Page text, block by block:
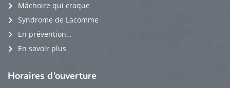
Mâchoire qui craque
Syndrome de Lacomme
En prévention…
En savoir plus
Horaires d’ouverture